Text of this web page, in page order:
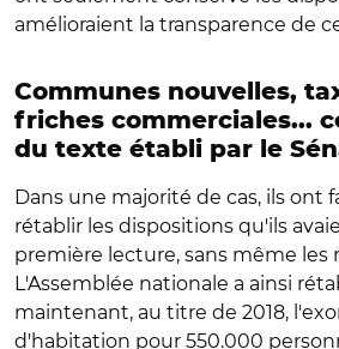
amélioraient la transparence de
Communes nouvelles,
friches commerciales...
du texte établi par le
Dans une majorité de cas, ils ont
rétablir les dispositions qu'ils
première lecture, sans même les
L'Assemblée nationale a ainsi
maintenant, au titre de 2018,
d'habitation pour 550.000